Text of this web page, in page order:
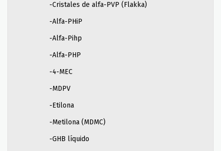
-Cristales de alfa-PVP (Flakka)
-Alfa-PHiP
-Alfa-Pihp
-Alfa-PHP
-4-MEC
-MDPV
-Etilona
-Metilona (MDMC)
-GHB líquido